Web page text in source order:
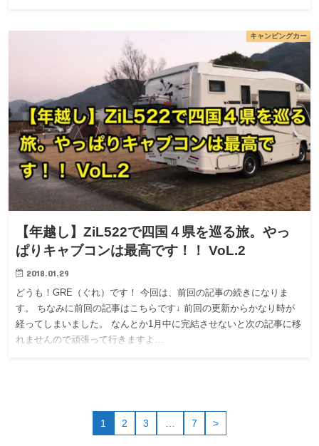
キャンピングカー
【年越し】ZiL522で四国４県を巡る旅。やっ
ぱりキャブコンは最高です！！ VoL.2
2018.01.29
どうも！GRE（ぐれ）です！ 今回は、前回の記事の続きになりま
す。 ちなみに前回の記事はこちらです↓ 前回の更新からかなり時が
経ってしまいました。 なんとか1月中に完結させないと次の記事に移
れませんので頑張って行きますよ…
1 2 3 7 >